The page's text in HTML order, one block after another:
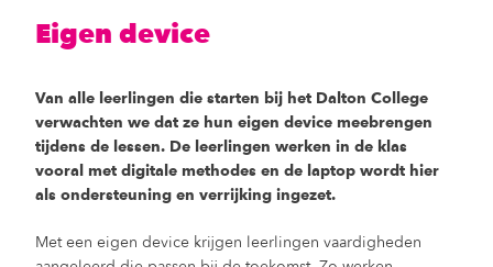
Eigen device
Van alle leerlingen die starten bij het Dalton College
verwachten we dat ze hun eigen device meebrengen
tijdens de lessen. De leerlingen werken in de klas
vooral met digitale methodes en de laptop wordt hier
als ondersteuning en verrijking ingezet.
Met een eigen device krijgen leerlingen vaardigheden